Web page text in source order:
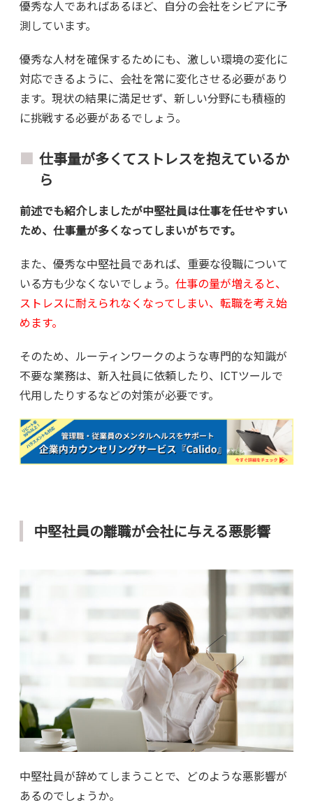
優秀な人であればあるほど、自分の会社をシビアに予
測しています。
優秀な人材を確保するためにも、激しい環境の変化に
対応できるように、会社を常に変化させる必要があり
ます。現状の結果に満足せず、新しい分野にも積極的
に挑戦する必要があるでしょう。
仕事量が多くてストレスを抱えているか
ら
前述でも紹介しましたが中堅社員は仕事を任せやすい
ため、仕事量が多くなってしまいがちです。
また、優秀な中堅社員であれば、重要な役職について
いる方も少なくないでしょう。 仕事の量が増えると、
ストレスに耐えられなくなってしまい、転職を考え始
めます。
そのため、ルーティンワークのような専門的な知識が
不要な業務は、新入社員に依頼したり、ICTツールで
代用したりするなどの対策が必要です。
中堅社員の離職が会社に与える悪影響
中堅社員が辞めてしまうことで、どのような悪影響が
あるのでしょうか。